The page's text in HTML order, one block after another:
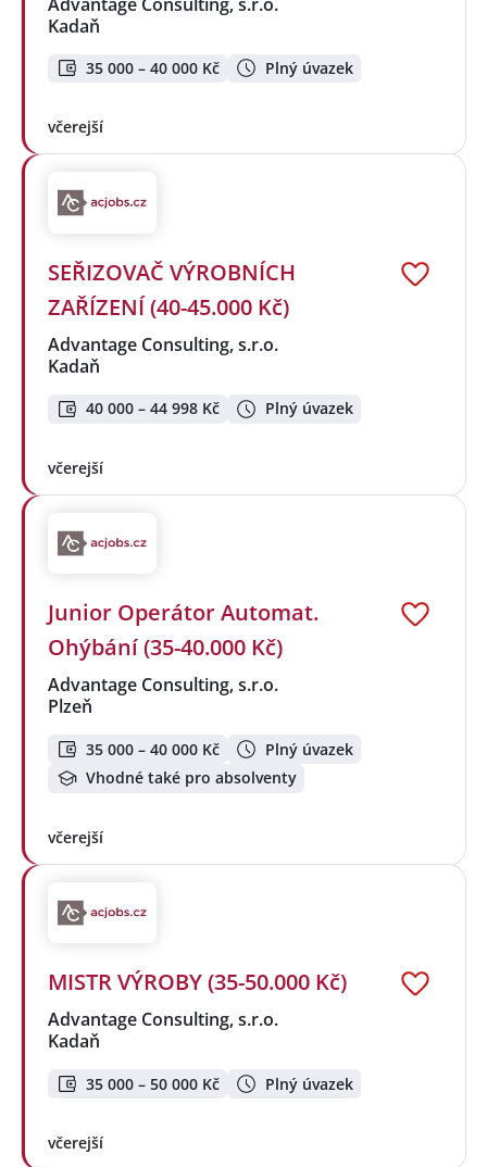
Kadaň
35 000 – 40 000 Kč Plný úvazek
včerejší
SEŘIZOVAČ VÝROBNÍCH
ZAŘÍZENÍ (40-45.000 Kč)
Advantage Consulting, s.r.o.
Kadaň
40 000 – 44 998 Kč Plný úvazek
včerejší
Junior Operátor Automat.
Ohýbání (35-40.000 Kč)
Advantage Consulting, s.r.o.
Plzeň
35 000 – 40 000 Kč
Plný úvazek
Vhodné také pro absolventy
včerejší
MISTR VÝROBY (35-50.000 Kč)
Advantage Consulting, s.r.o.
Kadaň
35 000 – 50 000 Kč Plný úvazek
včerejší